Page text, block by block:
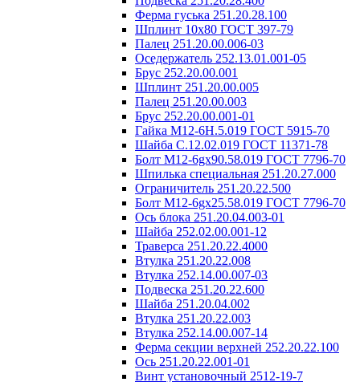
Ферма гуська 251.20.28.100
Шплинт 10х80 ГОСТ 397-79
Палец 251.20.00.006-03
Оседержатель 252.13.01.001-05
Брус 252.20.00.001
Шплинт 251.20.00.005
Палец 251.20.00.003
Брус 252.20.00.001-01
Гайка М12-6Н.5.019 ГОСТ 5915-70
Шайба С.12.02.019 ГОСТ 11371-78
Болт М12-6gх90.58.019 ГОСТ 7796-70
Шпилька специальная 251.20.27.000
Ограничитель 251.20.22.500
Болт М12-6gх25.58.019 ГОСТ 7796-70
Ось блока 251.20.04.003-01
Шайба 252.02.00.001-12
Траверса 251.20.22.4000
Втулка 251.20.22.008
Втулка 252.14.00.007-03
Подвеска 251.20.22.600
Шайба 251.20.04.002
Втулка 251.20.22.003
Втулка 252.14.00.007-14
Ферма секции верхней 252.20.22.100
Ось 251.20.22.001-01
Винт установочный 2512-19-7